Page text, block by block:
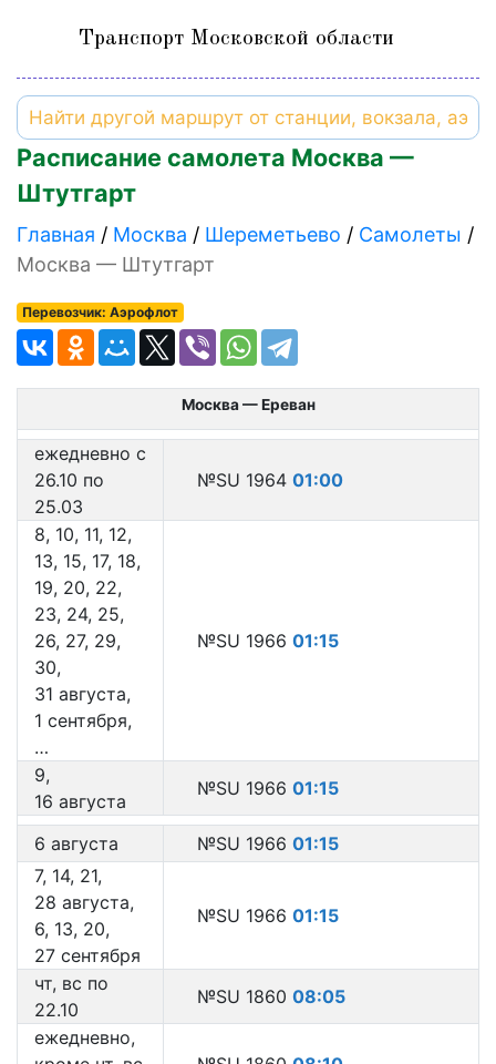
Транспорт Московской области
Расписание самолета Москва —
Штутгарт
Главная Москва Шереметьево
Самолеты
Москва — Штутгарт
Перевозчик: Аэрофлот
Москва — Ереван
ежедневно с
26.10 по
25.03
№SU 1964 01:00
8, 10, 11, 12,
13, 15, 17, 18,
19, 20, 22,
23, 24, 25,
26, 27, 29,
30,
31 августа,
1 сентября,
…
№SU 1966 01:15
9,
16 августа
№SU 1966 01:15
6 августа №SU 1966 01:15
7, 14, 21,
28 августа,
6, 13, 20,
27 сентября
№SU 1966 01:15
чт, вс по
22.10
№SU 1860 08:05
ежедневно,